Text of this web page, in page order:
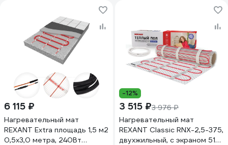
6 115 ₽
Нагревательный мат
REXANT Extra площадь 1,5 м2
0,5x3,0 метра, 240Вт
-12%
3 515 ₽3 976 ₽
Нагревательный мат
REXANT Classic RNX-2,5-375,
двухжильный, с экраном 51-